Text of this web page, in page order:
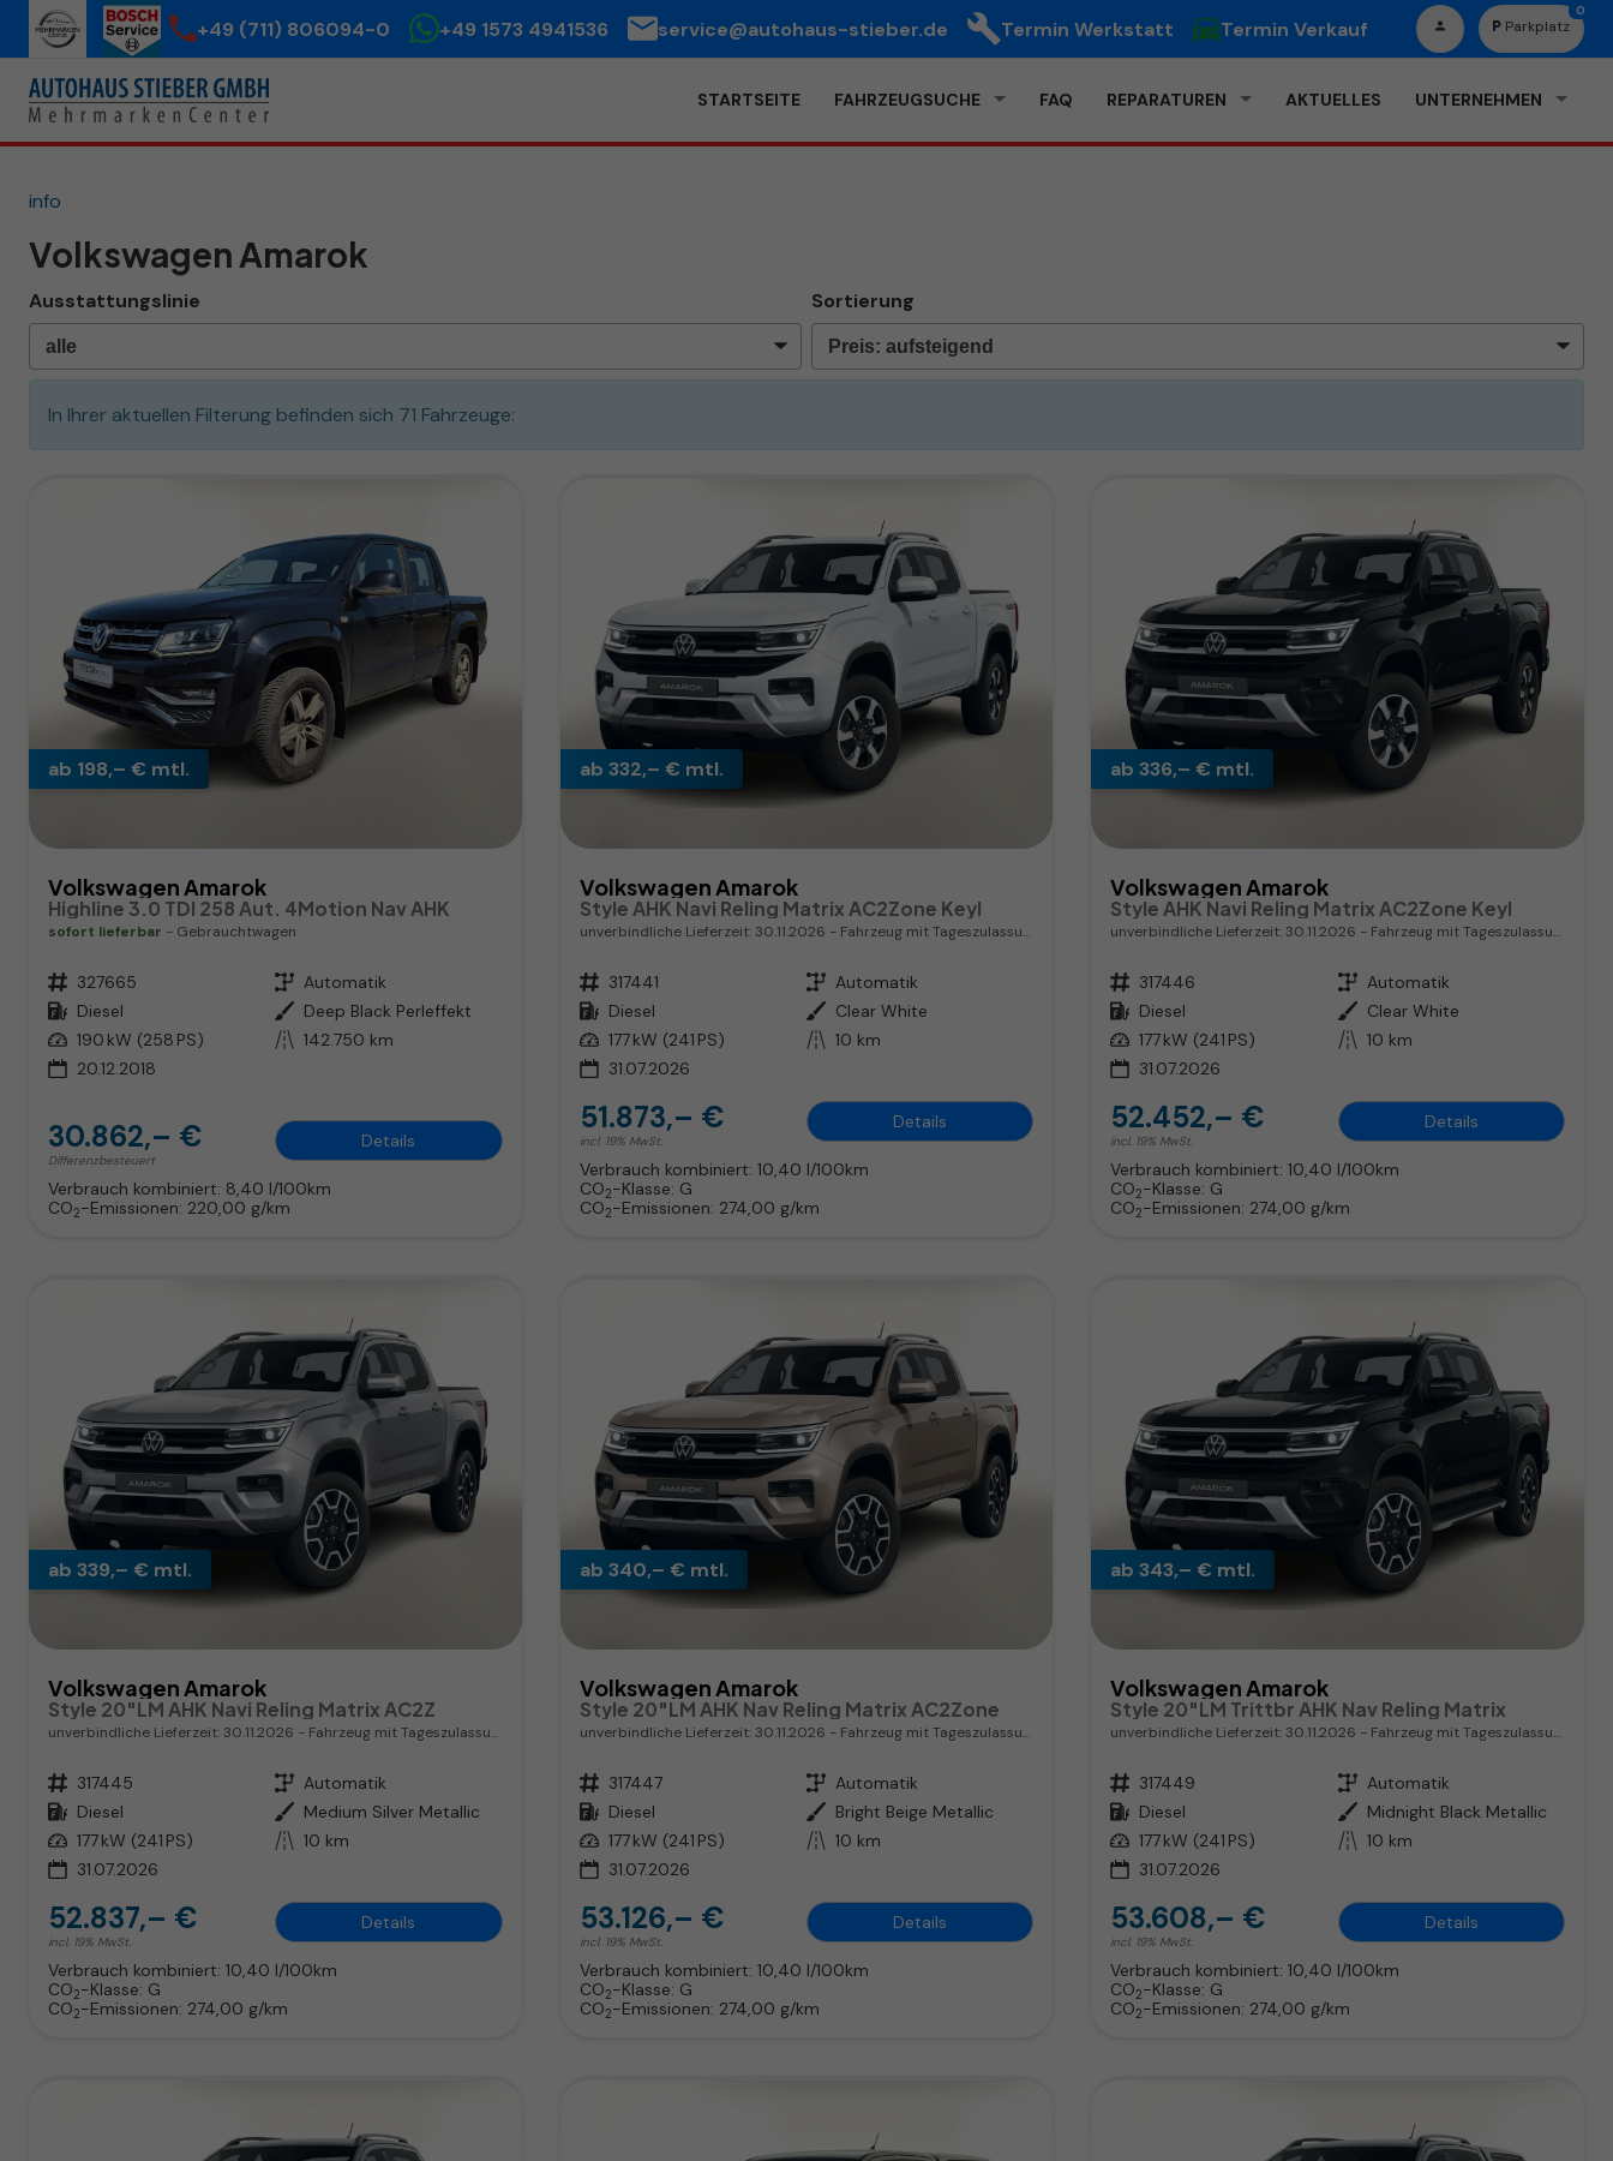
+49 (711) 806094-0 +49 1573 4941536 service@autohaus-stieber.de Termin Werkstatt Termin Verkauf Parkplatz
0
STARTSEITE FAHRZEUGSUCHE FAQ REPARATUREN AKTUELLES UNTERNEHMEN
info
Volkswagen Amarok
Ausstattungslinie Sortierung
In Ihrer aktuellen Filterung befinden sich 71 Fahrzeuge:
ab 198,– € mtl.
Volkswagen Amarok
Highline 3.0 TDI 258 Aut. 4Motion Nav AHK
sofort lieferbar Gebrauchtwagen
Fahrzeugnr. 327665 Getriebe Automatik
Kraftstoff Diesel Außenfarbe Deep Black Perleffekt
Leistung 190 kW (258 PS) Kilometerstand 142.750 km
20.12.2018
30.862,– €
Differenzbesteuert
Details
Verbrauch kombiniert: 8,40 l/100km
CO2-Emissionen: 220,00 g/km
ab 332,– € mtl.
Volkswagen Amarok
Style AHK Navi Reling Matrix AC2Zone Keyl
unverbindliche Lieferzeit:30.11.2026 Fahrzeug mit Tageszulassung
Fahrzeugnr. 317441 Getriebe Automatik
Kraftstoff Diesel Außenfarbe Clear White
Leistung 177 kW (241 PS) Kilometerstand 10 km
31.07.2026
51.873,– €
incl. 19% MwSt.
Details
Verbrauch kombiniert: 10,40 l/100km
CO2-Klasse: G
CO2-Emissionen: 274,00 g/km
ab 336,– € mtl.
Volkswagen Amarok
Style AHK Navi Reling Matrix AC2Zone Keyl
unverbindliche Lieferzeit:30.11.2026 Fahrzeug mit Tageszulassung
Fahrzeugnr. 317446 Getriebe Automatik
Kraftstoff Diesel Außenfarbe Clear White
Leistung 177 kW (241 PS) Kilometerstand 10 km
31.07.2026
52.452,– €
incl. 19% MwSt.
Details
Verbrauch kombiniert:10,40 l/100km
CO2-Klasse: G
CO2-Emissionen: 274,00 g/km
ab 339,– € mtl.
Volkswagen Amarok
Style 20"LM AHK Navi Reling Matrix AC2Z
unverbindliche Lieferzeit:30.11.2026 Fahrzeug mit Tageszulassung
Fahrzeugnr. 317445 Getriebe Automatik
Kraftstoff Diesel Außenfarbe Medium Silver Metallic
Leistung 177 kW (241 PS) Kilometerstand 10 km
31.07.2026
52.837,– €
incl. 19% MwSt.
Details
Verbrauch kombiniert: 10,40 l/100km
CO2-Klasse: G
CO2-Emissionen: 274,00 g/km
ab 340,– € mtl.
Volkswagen Amarok
Style 20"LM AHK Nav Reling Matrix AC2Zone
unverbindliche Lieferzeit:30.11.2026 Fahrzeug mit Tageszulassung
Fahrzeugnr. 317447 Getriebe Automatik
Kraftstoff Diesel Außenfarbe Bright Beige Metallic
Leistung 177 kW (241 PS) Kilometerstand 10 km
31.07.2026
53.126,– €
incl. 19% MwSt.
Details
Verbrauch kombiniert: 10,40 l/100km
CO2-Klasse: G
CO2-Emissionen: 274,00 g/km
ab 343,– € mtl.
Volkswagen Amarok
Style 20"LM Trittbr AHK Nav Reling Matrix
unverbindliche Lieferzeit:30.11.2026 Fahrzeug mit Tageszulassung
Fahrzeugnr. 317449 Getriebe Automatik
Kraftstoff Diesel Außenfarbe Midnight Black Metallic
Leistung 177 kW (241 PS) Kilometerstand 10 km
31.07.2026
53.608,– €
incl. 19% MwSt.
Details
Verbrauch kombiniert:10,40 l/100km
CO2-Klasse: G
CO2-Emissionen: 274,00 g/km